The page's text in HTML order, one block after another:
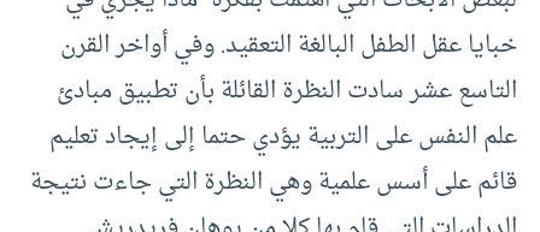
خبايا عقل الطفل البالغة التعقيد. وفي أواخر القرن
التاسع عشر سادت النظرة القائلة بأن تطبيق مبادئ
علم النفس على التربية يؤدي حتما إلى إيجاد تعليم
قائم على أسس علمية وهي النظرة التي جاءت نتيجة